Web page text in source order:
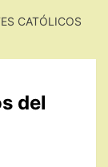
CATÓLICOS
del